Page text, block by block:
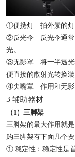
①便携灯：拍外景的灯
②反光伞：反光伞通
光。
③无影罩：将一半透
便直接的散射光转换装
④尖嘴罩：作用和无影
3 辅助器材
（1）三脚架
三脚架的最大作用就
购三脚架有下面几个要
① 稳定性：稳定性是